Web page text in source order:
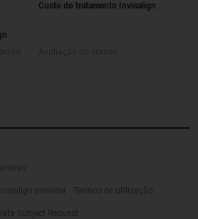
Custo do tratamento Invisalign
provider Termos de utilização
Subject Request